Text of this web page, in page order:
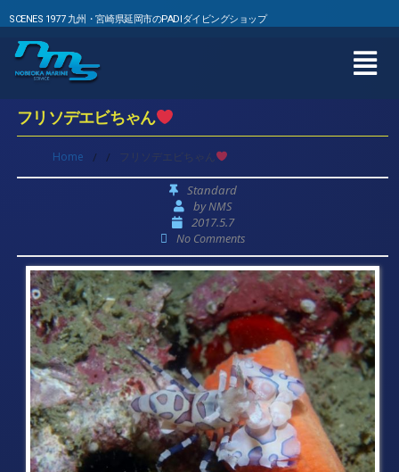
SCENES 1977 九州・宮崎県延岡市のPADIダイビングショップ
フリソデエビちゃん
Home / / フリソデエビちゃん
Standard
byNMS
2017.5.7
No Comments